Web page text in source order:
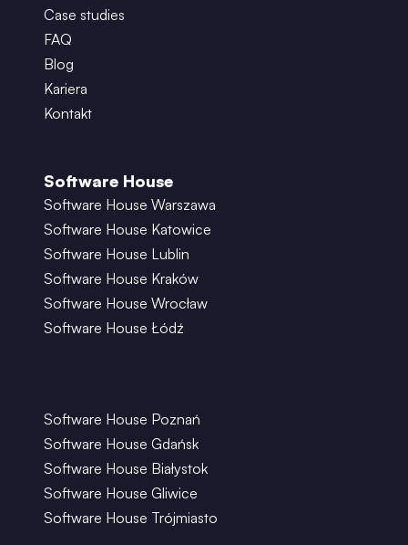
Case studies
FAQ
Blog
Kariera
Kontakt
Software House
Software House Warszawa
Software House Katowice
Software House Lublin
Software House Kraków
Software House Wrocław
Software House Łódź
Software House Poznań
Software House Gdańsk
Software House Białystok
Software House Gliwice
Software House Trójmiasto